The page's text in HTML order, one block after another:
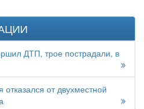
ДТП, трое пострадали, в
от двухместной